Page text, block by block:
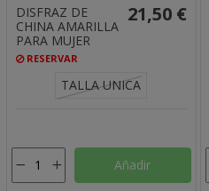
DISFRAZ DE
CHINA AMARILLA
PARA MUJER
RESERVAR
21,50 €
TALLA UNICA
Añadir